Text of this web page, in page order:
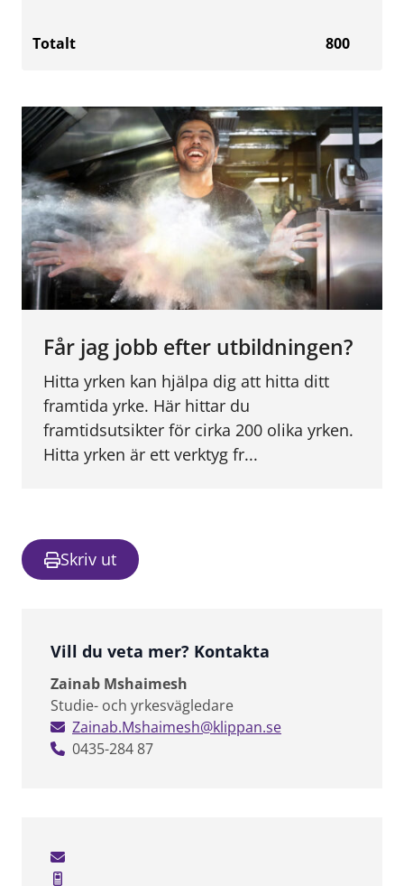
Totalt 800
Får jag jobb efter utbildningen?
Hitta yrken kan hjälpa dig att hitta ditt
framtida yrke. Här hittar du
framtidsutsikter för cirka 200 olika yrken.
Hitta yrken är ett verktyg fr...
Skriv ut
Vill du veta mer? Kontakta
Zainab Mshaimesh
Studie- och yrkesvägledare
Zainab.Mshaimesh@klippan.se
0435-284 87